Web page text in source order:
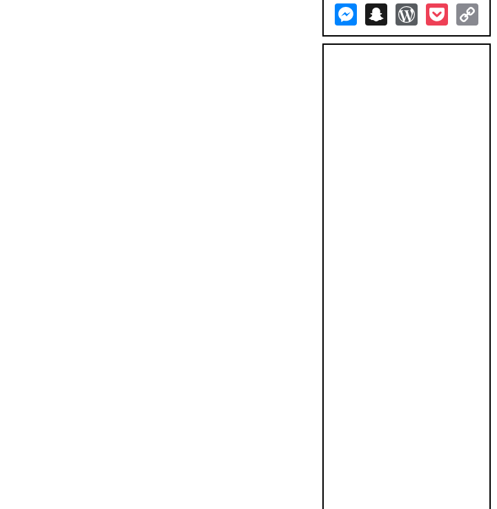
MessengerSnapchatWordPress
Pocket